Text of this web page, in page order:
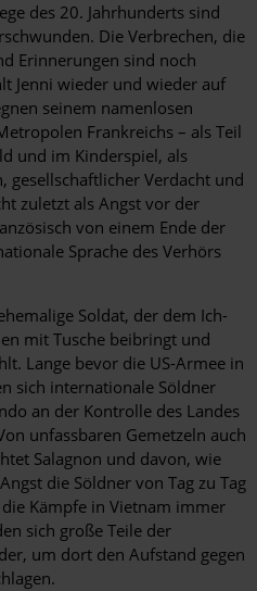
des 20. Jahrhunderts sind
Die Verbrechen, die
Erinnerungen sind noch
Jenni wieder und wieder auf
seinem namenlosen
Frankreichs – als Teil
und im Kinderspiel, als
gesellschaftlicher Verdacht und
zuletzt als Angst vor der
von einem Ende der
Sprache des Verhörs
Soldat, der dem Ich-
mit Tusche beibringt und
Lange bevor die US-Armee in
sich internationale Söldner
an der Kontrolle des Landes
unfassbaren Gemetzeln auch
Salagnon und davon, wie
die Söldner von Tag zu Tag
Kämpfe in Vietnam immer
sich große Teile der
um dort den Aufstand gegen